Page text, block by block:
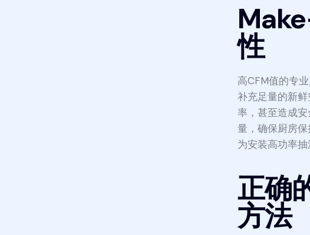
性
高CFM值的专
补充足量的新
率，甚至造成
量，确保厨房
为安装高功率
正确
方法